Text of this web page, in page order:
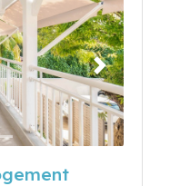
Suivant